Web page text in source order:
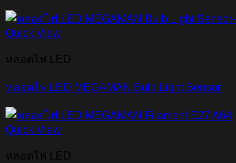
Quick View
หลอดไฟ LED
หลอดไฟ LED MEGAMAN Bulb Light Sensor
Quick View
หลอดไฟ LED